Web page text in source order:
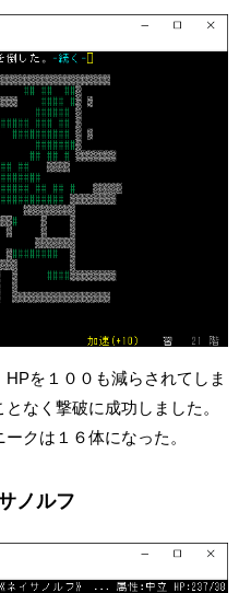
を１００も減らされてしま
なく撃破に成功しました。
クは１６体になった。
ノルフ